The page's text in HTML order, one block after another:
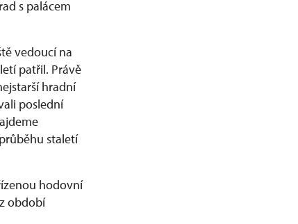
s palácem
vedoucí na
patřil. Právě
hradní
poslední
staletí
hodovní
období